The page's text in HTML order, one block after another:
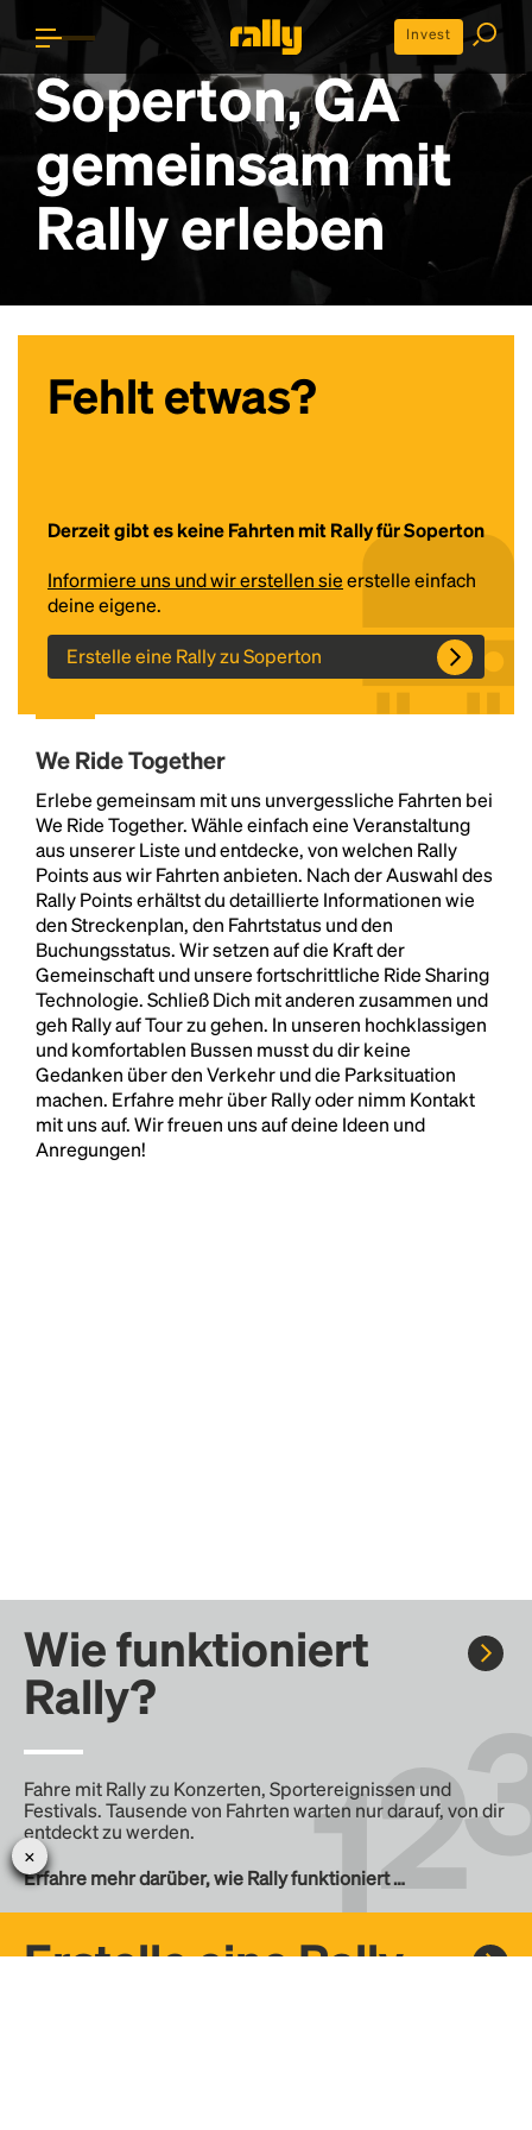
Invest
Soperton, GA
gemeinsam mit
Rally erleben
Fehlt etwas?
Derzeit gibt es keine Fahrten mit Rally für Soperton
Informiere uns und wir erstellen sieerstelle einfach
deine eigene.
Erstelle eine Rally zu Soperton
We Ride Together
Erlebe gemeinsam mit uns unvergessliche Fahrten bei
We Ride Together. Wähle einfach eine Veranstaltung
aus unserer Liste und entdecke, von welchen Rally
Points aus wir Fahrten anbieten. Nach der Auswahl des
Rally Points erhältst du detaillierte Informationen wie
den Streckenplan, den Fahrtstatus und den
Buchungsstatus. Wir setzen auf die Kraft der
Gemeinschaft und unsere fortschrittliche Ride Sharing
Technologie. Schließ Dich mit anderen zusammen und
geh Rally auf Tour zu gehen. In unseren hochklassigen
und komfortablen Bussen musst du dir keine
Gedanken über den Verkehr und die Parksituation
machen. Erfahre mehr über Rally oder nimm Kontakt
mit uns auf. Wir freuen uns auf deine Ideen und
Anregungen!
Wie funktioniert
Rally?
Fahre mit Rally zu Konzerten, Sportereignissen und
Festivals. Tausende von Fahrten warten nur darauf, von dir
entdeckt zu werden.
Erfahre mehr darüber, wie Rally funktioniert …
Erstelle eine Rally
Headline
Lorem Ipsum is simply dummy text of the printing
and typesetting industry.Lorem Ipsum has been the
industry's standarddummy text ever since the
1500s, when an unknown printer took a galley of
type and scrambled it to make a type specimen
book. It has survived not only five centuries, but also
the leap into electronic typesetting, remaining
essentially unchanged.